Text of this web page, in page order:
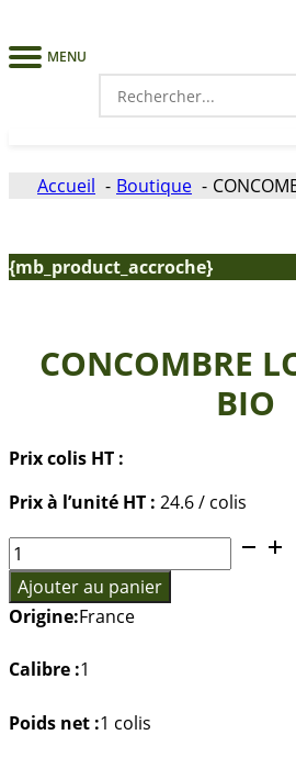
MENU
Search
for:
Accueil Boutique
{mb_product_accroche}
CONCOMBRE
BIO
Prix colis HT :
Prix à l’unité HT : 24.6 / colis
quantité
de
CONCOMBRE
LONG
BIO
Ajouter au panier
Origine:France
Calibre :1
Poids net :1 colis